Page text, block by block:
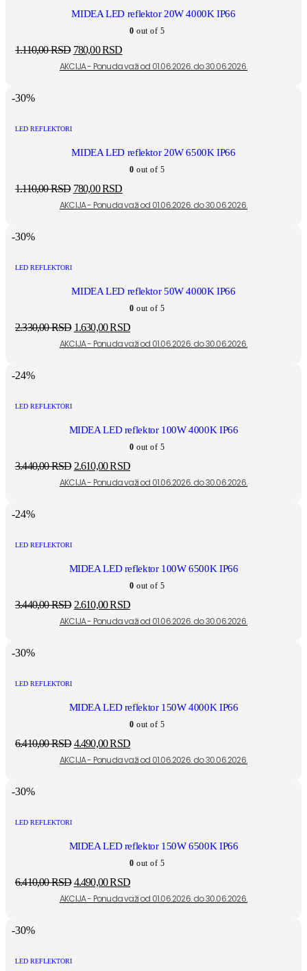
MIDEA LED reflektor 20W 4000K IP66
0 out of 5
1.110,00RSD 780,00RSD
-30%
LED REFLEKTORI
MIDEA LED reflektor 20W 6500K IP66
0 out of 5
1.110,00RSD 780,00RSD
-30%
LED REFLEKTORI
MIDEA LED reflektor 50W 4000K IP66
0 out of 5
2.330,00RSD 1.630,00RSD
-24%
LED REFLEKTORI
MIDEA LED reflektor 100W 4000K IP66
0 out of 5
3.440,00RSD 2.610,00RSD
-24%
LED REFLEKTORI
MIDEA LED reflektor 100W 6500K IP66
0 out of 5
3.440,00RSD 2.610,00RSD
-30%
LED REFLEKTORI
MIDEA LED reflektor 150W 4000K IP66
0 out of 5
6.410,00RSD 4.490,00RSD
-30%
LED REFLEKTORI
MIDEA LED reflektor 150W 6500K IP66
0 out of 5
6.410,00RSD 4.490,00RSD
-30%
LED REFLEKTORI